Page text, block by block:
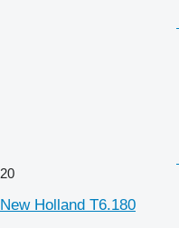
20
New Holland T6.180